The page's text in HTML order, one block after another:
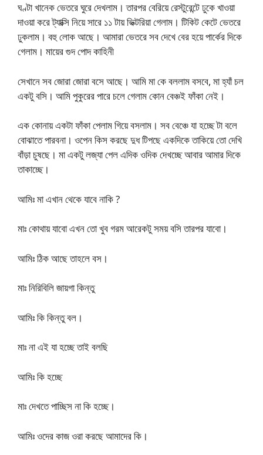
ঘণ্টা খানেক ভেতরে ঘুরে দেখলাম। তারপর বেরিয়ে রেস্টুরেন্টে ঢুকে খাওয়া
দাওয়া করে ট্যাক্সি নিয়ে সারে ১১ টায় ভিক্টরিয়া গেলাম। টিকিট কেটে ভেতরে
ঢুকলাম। বহু লোক আছে। আমারা ভেতরে সব দেখে বের হয়ে পার্কের দিকে
গেলাম। মায়ের গুদ পোদ কাহিনী
সেখানে সব জোরা জোরা বসে আছে। আমি মা কে বললাম বসবে, মা হ্যাঁ চল
একটু বসি। আমি পুকুরের পারে চলে গেলাম কোন বেঞ্চই ফাঁকা নেই।
এক কোনায় একটা ফাঁকা পেলাম গিয়ে বসলাম। সব বেঞ্চে যা হচ্ছে টা বলে
বোঝাতে পারবনা। ওপেন কিস করছে দুধ টিপছে একদিকে তাকিয়ে তো দেখি
বাঁড়া চুষছে। মা একটু লজ্যা পেল এদিক ওদিক দেখচ্ছে আবার আমার দিকে
তাকাচ্ছে।
আমিঃ মা এখান থেকে যাবে নাকি ?
মাঃ কোথায় যাবো এখন তো খুব গরম আরেকটু সময় বসি তারপর যাবো।
আমিঃ ঠিক আছে তাহলে বস।
মাঃ নিরিবিলি জায়গা কিন্তু
আমিঃ কি কিন্তু বল।
মাঃ না এই যা হচ্ছে তাই বলছি
আমিঃ কি হচ্ছে
মাঃ দেখতে পাচ্ছিস না কি হচ্ছে।
আমিঃ ওদের কাজ ওরা করছে আমাদের কি।